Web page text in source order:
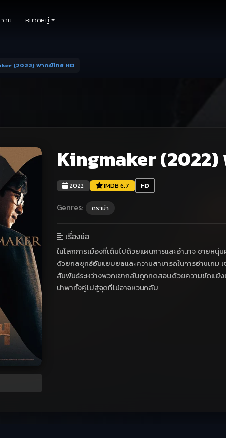
าม หมวดหมู่
(2022) พากย์ไทย HD
Kingmaker (2022)
2022 IMDB 6.7 HD
Genres: ดราม่า
เรื่องย่อ
ในโลกการเมืองที่เต็มไปด้วยแผนการและอำนาจ ชายห
ด้วยกลยุทธ์อันแยบยลและความสามารถในการอ่านเกม
สัมพันธ์ระหว่างพวกเขากลับถูกทดสอบด้วยความขัดแย้
นำพาทั้งคู่ไปสู่จุดที่ไม่อาจหวนกลับ